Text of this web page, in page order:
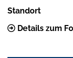
Standort
Details zum